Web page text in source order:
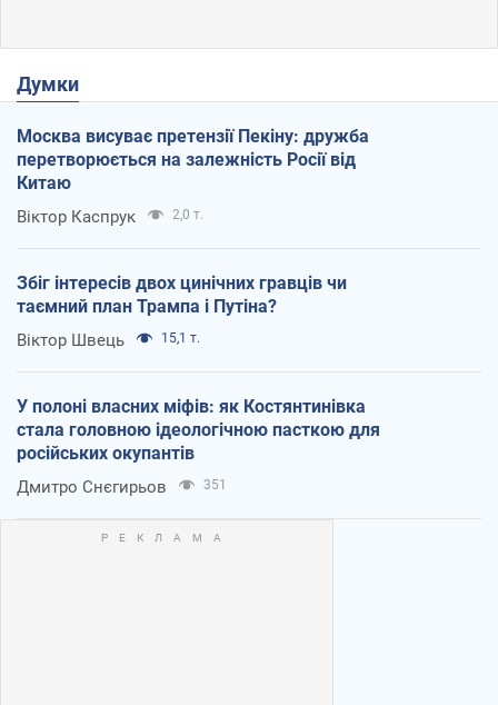
Думки
Москва висуває претензії Пекіну: дружба
перетворюється на залежність Росії від
Китаю
Віктор Каспрук 2,0 т.
Збіг інтересів двох цинічних гравців чи
таємний план Трампа і Путіна?
Віктор Швець 15,1 т.
У полоні власних міфів: як Костянтинівка
стала головною ідеологічною пасткою для
російських окупантів
Дмитро Снєгирьов 351